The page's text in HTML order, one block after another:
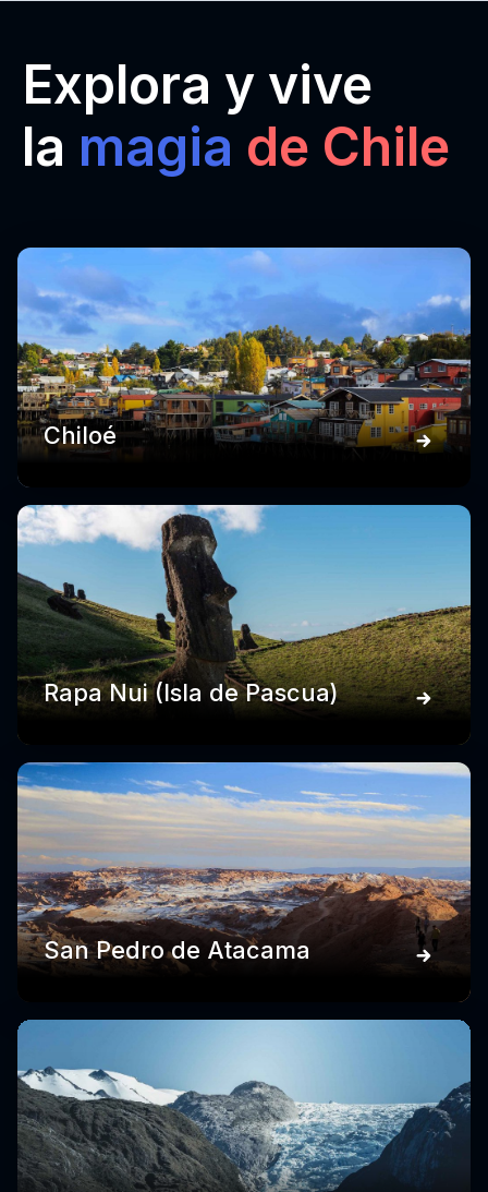
Explora y vive
la magia de Chile
Chiloé
Rapa Nui (Isla de Pascua)
San Pedro de Atacama